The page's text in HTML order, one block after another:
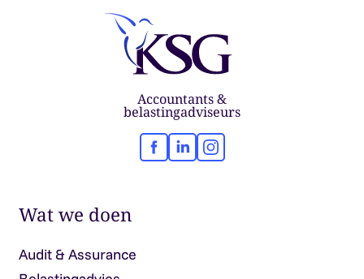
Accountants &
belastingadviseurs
Facebook
LinkedInInstagram
Wat we doen
Audit & Assurance